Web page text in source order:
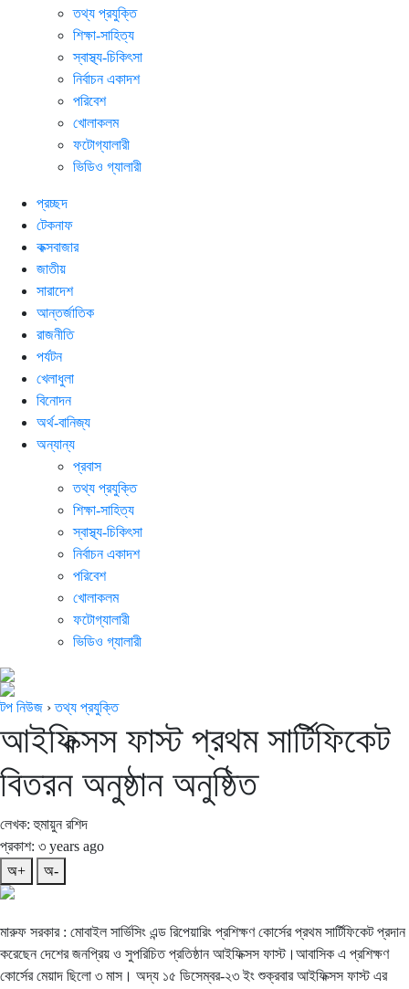
তথ্য প্রযুক্তি
শিক্ষা-সাহিত্য
স্বাস্থ্য-চিকিৎসা
নির্বাচন একাদশ
পরিবেশ
খোলাকলম
ফটোগ্যালারী
ভিডিও গ্যালারী
প্রচ্ছদ
টেকনাফ
কক্সবাজার
জাতীয়
সারাদেশ
আন্তর্জাতিক
রাজনীতি
পর্যটন
খেলাধুলা
বিনোদন
অর্থ-বানিজ্য
অন্যান্য
প্রবাস
তথ্য প্রযুক্তি
শিক্ষা-সাহিত্য
স্বাস্থ্য-চিকিৎসা
নির্বাচন একাদশ
পরিবেশ
খোলাকলম
ফটোগ্যালারী
ভিডিও গ্যালারী
টপ নিউজ ›তথ্য প্রযুক্তি
আইফিক্সস ফাস্ট প্রথম সার্টিফিকেট
বিতরন অনুষ্ঠান অনুষ্ঠিত
লেখক: হুমায়ুন রশিদ
প্রকাশ: ৩ years ago
অ+
অ-
মারুফ সরকার : মোবাইল সার্ভিসিং এন্ড রিপেয়ারিং প্রশিক্ষণ কোর্সের প্রথম সার্টিফিকেট প্রদান
করেছেন দেশের জনপ্রিয় ও সুপরিচিত প্রতিষ্ঠান আইফিক্সস ফাস্ট।আবাসিক এ প্রশিক্ষণ
কোর্সের মেয়াদ ছিলো ৩ মাস। অদ্য ১৫ ডিসেম্বর-২৩ ইং শুক্রবার আইফিক্সস ফাস্ট এর